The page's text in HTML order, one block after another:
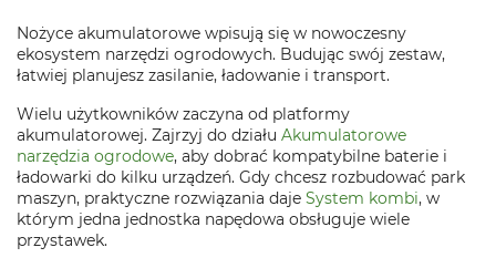
Nożyce akumulatorowe wpisują się w nowoczesny
ekosystem narzędzi ogrodowych. Budując swój zestaw,
łatwiej planujesz zasilanie, ładowanie i transport.
Wielu użytkowników zaczyna od platformy
akumulatorowej. Zajrzyj do działu Akumulatorowe
narzędzia ogrodowe, aby dobrać kompatybilne baterie i
ładowarki do kilku urządzeń. Gdy chcesz rozbudować park
maszyn, praktyczne rozwiązania daje System kombi, w
którym jedna jednostka napędowa obsługuje wiele
przystawek.